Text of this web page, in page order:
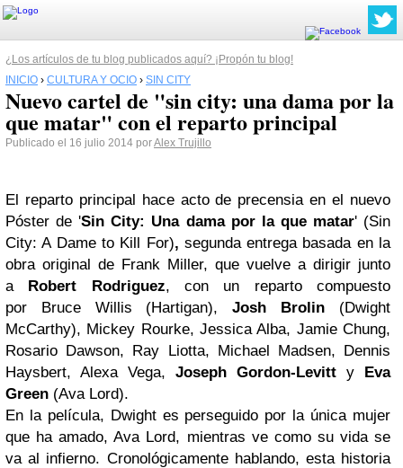
¿Los artículos de tu blog publicados aquí? ¡Propón tu blog!
INICIO › CULTURA Y OCIO › SIN CITY
Nuevo cartel de "sin city: una dama por la
que matar" con el reparto principal
Publicado el 16 julio 2014 porAlex Trujillo
El reparto principal hace acto de precensia en el nuevo
Póster de 'Sin City: Una dama por la que matar' (Sin
City: A Dame to Kill For), segunda entrega basada en la
obra original de Frank Miller, que vuelve a dirigir junto
a Robert Rodriguez, con un reparto compuesto
por Bruce Willis (Hartigan),Josh Brolin (Dwight
McCarthy), Mickey Rourke, Jessica Alba, Jamie Chung,
Rosario Dawson, Ray Liotta, Michael Madsen, Dennis
Haysbert, Alexa Vega, Joseph Gordon-Levitt y Eva
Green (Ava Lord).
En la película, Dwight es perseguido por la única mujer
que ha amado, Ava Lord, mientras ve como su vida se
va al infierno. Cronológicamente hablando, esta historia